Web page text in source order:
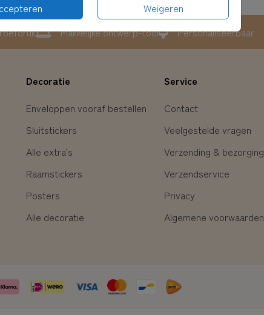
Weigeren
Makkelijke ontwerp-tool Personaliseerbaar
Decoratie
Enveloppen vooraf bestellen
Sluitstickers
Alle extra's
Raamstickers
Posters
Alle decoratie
Service
Contact
Veelgestelde vragen
Verzending & bezorging
Verzendservice
Privacy
Algemene voorwaarden